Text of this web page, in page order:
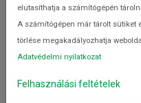
elutasíthatja a számítógépén
A számítógépen már tárolt sütiket
törlése megakadályozhatja
Adatvédelmi nyilatkozat
Felhasználási feltételek